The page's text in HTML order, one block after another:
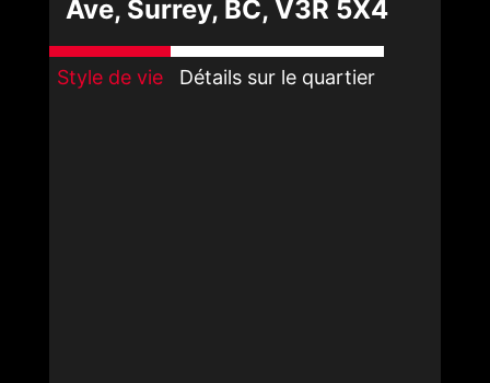
Ave, Surrey, BC, V3R 5X4
Style de vie Détails sur le quartier